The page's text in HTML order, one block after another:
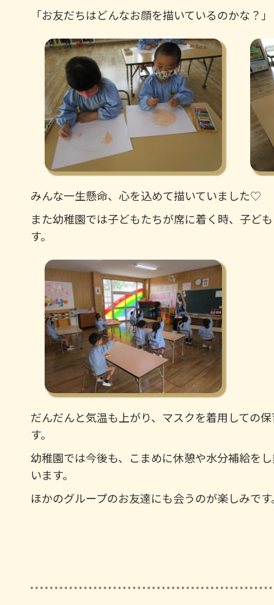
「お友だちはどんなお顔を描いているのかな？」
みんな一生懸命、心を込めて描いていました♡
また幼稚園では子どもたちが席に着く時、子ど
す。
だんだんと気温も上がり、マスクを着用しての
す。
幼稚園では今後も、こまめに休憩や水分補給を
います。
ほかのグループのお友達にも会うのが楽しみで